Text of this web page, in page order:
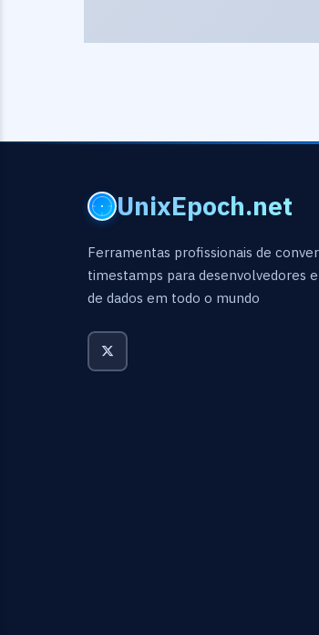
UnixEpoch.net
Ferramentas profissionais de
timestamps para desenvolvedores
de dados em todo o mundo